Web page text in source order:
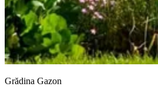
Grădina Gazon